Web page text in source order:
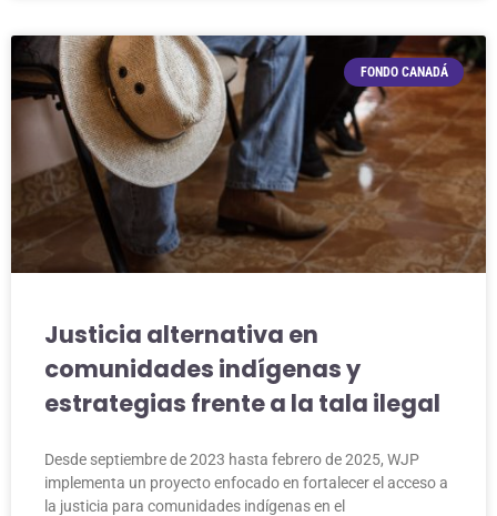
FONDO CANADÁ
Justicia alternativa en
comunidades indígenas y
estrategias frente a la tala ilegal
Desde septiembre de 2023 hasta febrero de 2025, WJP
implementa un proyecto enfocado en fortalecer el acceso a
la justicia para comunidades indígenas en el